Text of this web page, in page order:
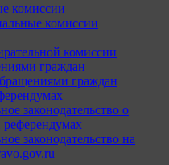
комиссии
комиссии
комиссии
граждан
граждан
законодательство о
законодательство на